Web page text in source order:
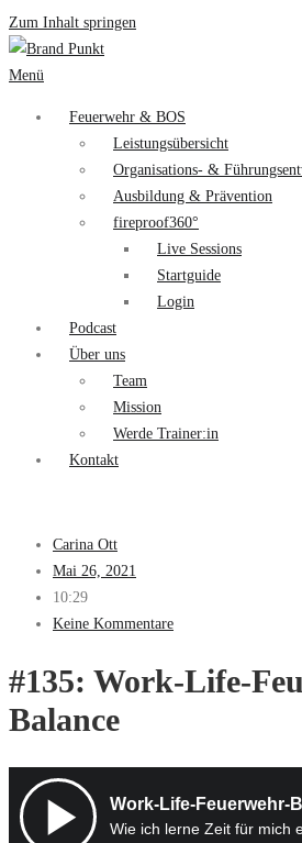
Zum Inhalt springen
Menü
Feuerwehr & BOS
Leistungsübersicht
Organisations- &
Ausbildung & Prävention
fireproof360°
Live Sessions
Startguide
Login
Podcast
Über uns
Team
Mission
Werde Trainer:in
Kontakt
Carina Ott
Mai 26, 2021
10:29
Keine Kommentare
#135: Work-Life-
Balance